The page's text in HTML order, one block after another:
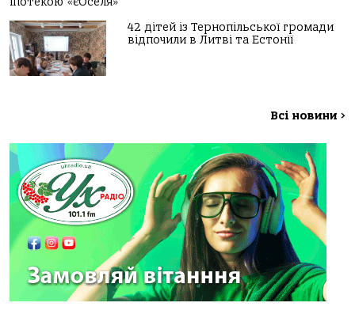
42 дітей із Тернопільської громади
відпочили в Литві та Естонії
Всі новини >